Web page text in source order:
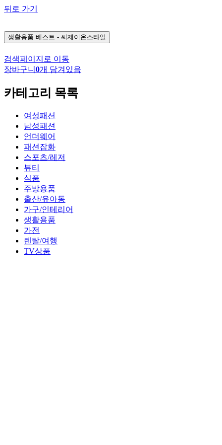
뒤로 가기
생활용품 베스트 - 씨제이온스타일
검색페이지로 이동
장바구니 0개 담겨있음
카테고리 목록
여성패션
남성패션
언더웨어
패션잡화
스포츠/레저
뷰티
식품
주방용품
출산/유아동
가구/인테리어
생활용품
가전
렌탈/여행
TV상품